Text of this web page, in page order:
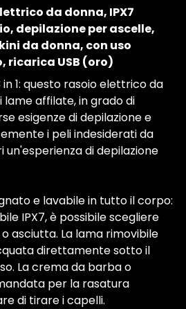
da donna, IPX7
depilazione per ascelle,
da donna, con uso
ricarica USB (oro)
1: questo rasoio elettrico da
lame affilate, in grado di
esigenze di depilazione e
i peli indesiderati da
di depilazione
e lavabile in tutto il corpo:
IPX7, è possibile scegliere
asciutta. La lama rimovibile
direttamente sotto il
La crema da barba o
per la rasatura
di tirare i capelli.